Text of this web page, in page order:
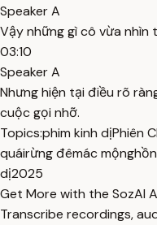
Speaker A
Vậy những gì cô vừa nhìn
03:10
Speaker A
Nhưng hiện tại điều rõ
cuộc gọi nhỡ.
Topics:phim kinh dịPhiên
quáirừng đêmác mộng
dị2025
Get More with the SozAI
Transcribe recordings,